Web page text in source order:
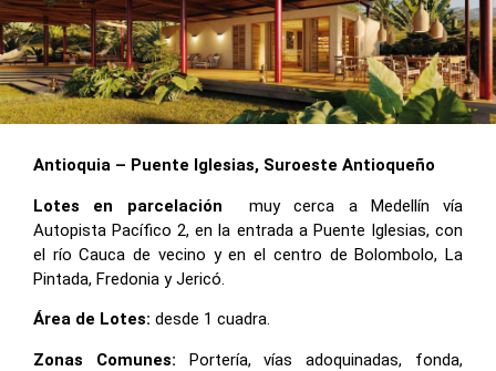
Antioquia – Puente Iglesias, Suroeste Antioqueño
Lotes en parcelación
muy cerca a Medellín vía
Autopista Pacífico 2, en la entrada a Puente Iglesias, con
el río Cauca de vecino y en el centro de Bolombolo, La
Pintada, Fredonia y Jericó.
Área de Lotes: desde 1 cuadra.
Zonas Comunes: Portería, vías adoquinadas, fonda,